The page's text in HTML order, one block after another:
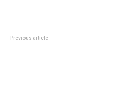
Previous article